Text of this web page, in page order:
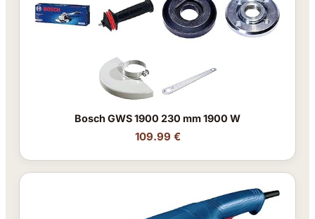
Bosch GWS 1900 230 mm 1900 W
109.99 €